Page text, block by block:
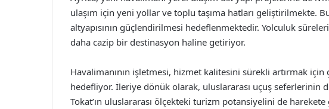
ulaşım için yeni yollar ve toplu taşıma hatları geliştirilmekte.
altyapısının güçlendirilmesi hedeflenmektedir. Yolculuk
daha cazip bir destinasyon haline getiriyor.
Havalimanının işletmesi, hizmet kalitesini sürekli artırmak
hedefliyor. İleriye dönük olarak, uluslararası uçuş seferlerinin
Tokat’ın uluslararası ölçekteki turizm potansiyelini de